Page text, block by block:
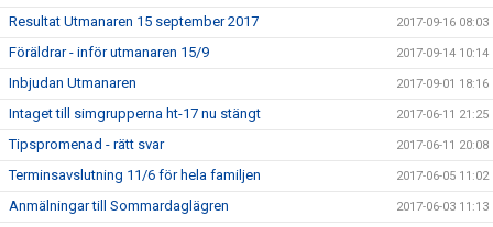
Resultat Utmanaren 15 september 2017 2017-09-16 08:03
Föräldrar - inför utmanaren 15/9 2017-09-14 10:14
Inbjudan Utmanaren 2017-09-01 18:16
Intaget till simgrupperna ht-17 nu stängt 2017-06-11 21:25
Tipspromenad - rätt svar 2017-06-11 20:08
Terminsavslutning 11/6 för hela familjen 2017-06-05 11:02
Anmälningar till Sommardaglägren 2017-06-03 11:13